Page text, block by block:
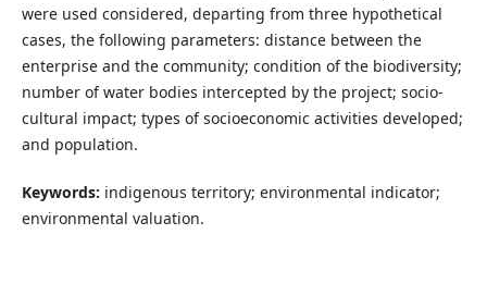
were used considered, departing from three hypothetical
cases, the following parameters: distance between the
enterprise and the community; condition of the biodiversity;
number of water bodies intercepted by the project; socio-
cultural impact; types of socioeconomic activities developed;
and population.
Keywords: indigenous territory; environmental indicator;
environmental valuation.